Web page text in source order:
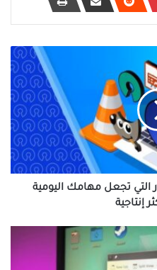
تجعل مهامك اليومية
إنتاجية